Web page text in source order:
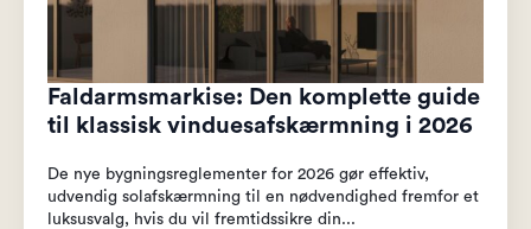
Faldarmsmarkise: Den komplette guide
til klassisk vinduesafskærmning i 2026
De nye bygningsreglementer for 2026 gør effektiv,
udvendig solafskærmning til en nødvendighed fremfor et
luksusvalg, hvis du vil fremtidssikre din...